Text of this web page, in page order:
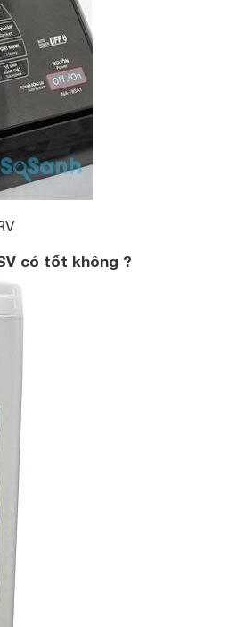
có tốt không ?